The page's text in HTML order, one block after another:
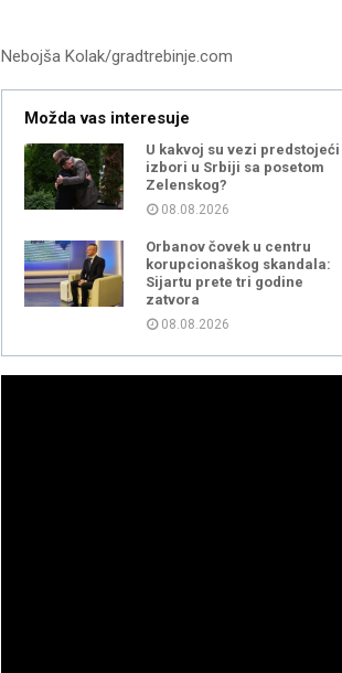
Nebojša Kolak/gradtrebinje.com
Možda vas interesuje
U kakvoj su vezi predstojeći
izbori u Srbiji sa posetom
Zelenskog?
08.08.2026
Orbanov čovek u centru
korupcionaškog skandala:
Sijartu prete tri godine
zatvora
08.08.2026